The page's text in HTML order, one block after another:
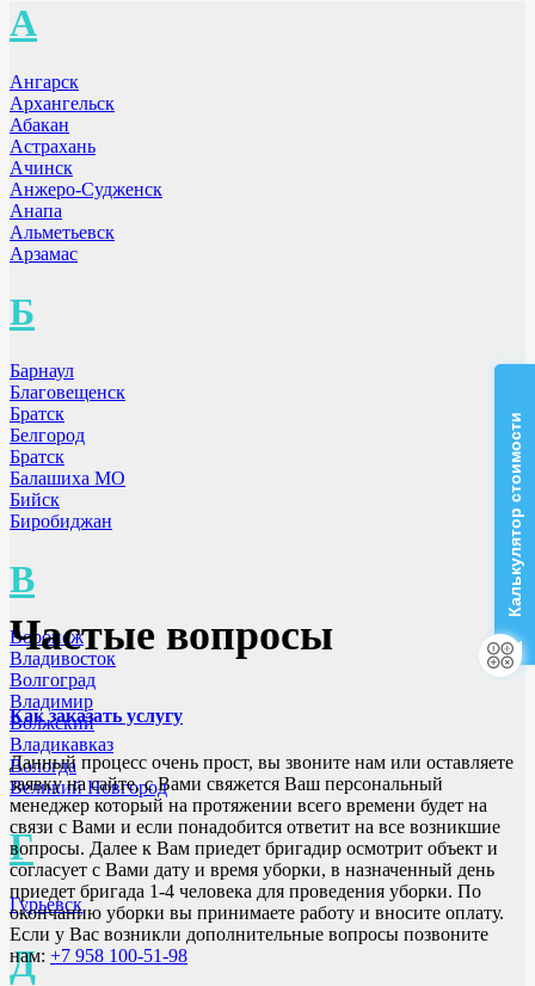
А
Ангарск
Архангельск
Абакан
Астрахань
Ачинск
Анжеро-Судженск
Анапа
Альметьевск
Арзамас
Б
Барнаул
Благовещенск
Братск
Белгород
Братск
Балашиха МО
Бийск
Биробиджан
В
Воронеж
Владивосток
Волгоград
Владимир
Волжский
Владикавказ
Вологда
Великий Новгород
Г
Гурьевск
Д
Частые вопросы
Как заказать услугу
Данный процесс очень прост, вы звоните нам или оставляете
заявку на сайте, с Вами свяжется Ваш персональный
менеджер который на протяжении всего времени будет на
связи с Вами и если понадобится ответит на все возникшие
вопросы. Далее к Вам приедет бригадир осмотрит объект и
согласует с Вами дату и время уборки, в назначенный день
приедет бригада 1-4 человека для проведения уборки. По
окончанию уборки вы принимаете работу и вносите оплату.
Если у Вас возникли дополнительные вопросы позвоните
нам: +7 958 100-51-98
Калькулятор стоимости